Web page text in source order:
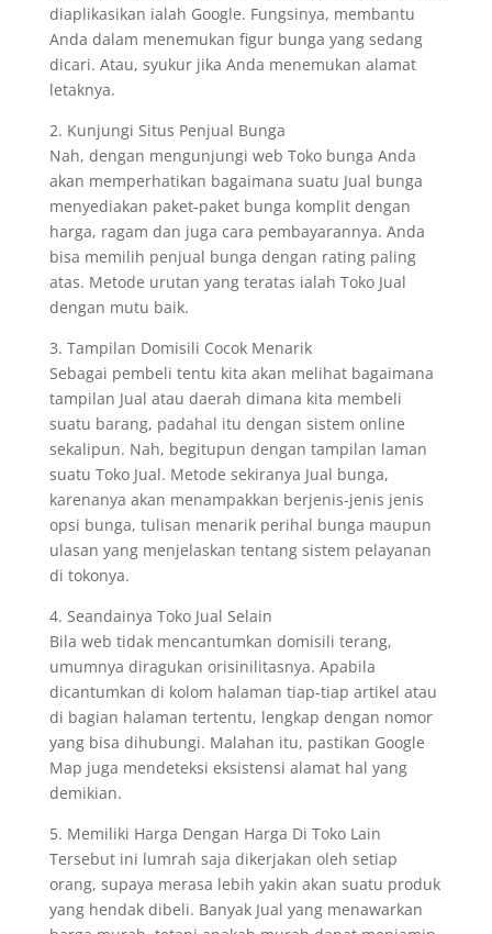
diaplikasikan ialah Google. Fungsinya, membantu
Anda dalam menemukan figur bunga yang sedang
dicari. Atau, syukur jika Anda menemukan alamat
letaknya.
2. Kunjungi Situs Penjual Bunga
Nah, dengan mengunjungi web Toko bunga Anda
akan memperhatikan bagaimana suatu Jual bunga
menyediakan paket-paket bunga komplit dengan
harga, ragam dan juga cara pembayarannya. Anda
bisa memilih penjual bunga dengan rating paling
atas. Metode urutan yang teratas ialah Toko Jual
dengan mutu baik.
3. Tampilan Domisili Cocok Menarik
Sebagai pembeli tentu kita akan melihat bagaimana
tampilan Jual atau daerah dimana kita membeli
suatu barang, padahal itu dengan sistem online
sekalipun. Nah, begitupun dengan tampilan laman
suatu Toko Jual. Metode sekiranya Jual bunga,
karenanya akan menampakkan berjenis-jenis jenis
opsi bunga, tulisan menarik perihal bunga maupun
ulasan yang menjelaskan tentang sistem pelayanan
di tokonya.
4. Seandainya Toko Jual Selain
Bila web tidak mencantumkan domisili terang,
umumnya diragukan orisinilitasnya. Apabila
dicantumkan di kolom halaman tiap-tiap artikel atau
di bagian halaman tertentu, lengkap dengan nomor
yang bisa dihubungi. Malahan itu, pastikan Google
Map juga mendeteksi eksistensi alamat hal yang
demikian.
5. Memiliki Harga Dengan Harga Di Toko Lain
Tersebut ini lumrah saja dikerjakan oleh setiap
orang, supaya merasa lebih yakin akan suatu produk
yang hendak dibeli. Banyak Jual yang menawarkan